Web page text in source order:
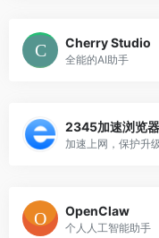
Cherry Studio
全能的AI助手
2345加速浏览器
加速上网，保护升
OpenClaw
个人人工智能助手